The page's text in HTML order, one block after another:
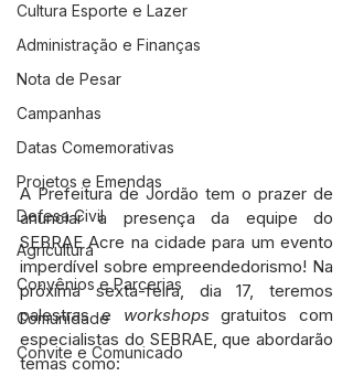
Cultura Esporte e Lazer
Administração e Finanças
Nota de Pesar
Campanhas
Datas Comemorativas
Projetos e Emendas
Defesa Civil
Agricultura
Convênios e Parcerias
Comunidade
Convite e Comunicado
A Prefeitura de Jordão tem o prazer de
anunciar a presença da equipe do
SEBRAE Acre na cidade para um evento
imperdível sobre empreendedorismo! Na
próxima sexta-feira, dia 17, teremos
palestras e workshops gratuitos com
especialistas do SEBRAE, que abordarão
temas como: